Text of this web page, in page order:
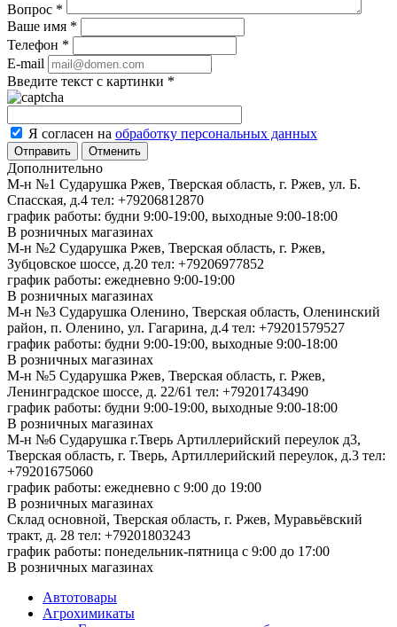
Вопрос *
Ваше имя *
Телефон *
E-mail
Введите текст с картинки *
Я согласен на обработку персональных данных
Отменить
Дополнительно
М-н №1 Сударушка Ржев, Тверская область, г. Ржев, ул. Б.
Спасская, д.4 тел: +79206812870
график работы: будни 9:00-19:00, выходные 9:00-18:00
В розничных магазинах
М-н №2 Cударушка Ржев, Тверская область, г. Ржев,
Зубцовское шоссе, д.20 тел: +79206977852
график работы: ежедневно 9:00-19:00
В розничных магазинах
М-н №3 Сударушка Оленино, Тверская область, Оленинский
район, п. Оленино, ул. Гагарина, д.4 тел: +79201579527
график работы: будни 9:00-19:00, выходные 9:00-18:00
В розничных магазинах
М-н №5 Сударушка Ржев, Тверская область, г. Ржев,
Ленинградское шоссе, д. 22/61 тел: +79201743490
график работы: будни 9:00-19:00, выходные 9:00-18:00
В розничных магазинах
М-н №6 Сударушка г.Тверь Артиллерийский переулок д3,
Тверская область, г. Тверь, Артиллерийский переулок, д.3 тел:
+79201675060
график работы: ежедневно с 9:00 до 19:00
В розничных магазинах
Склад основной, Тверская область, г. Ржев, Муравьёвский
тракт, д. 28 тел: +79201803243
график работы: понедельник-пятница с 9:00 до 17:00
В розничных магазинах
Автотовары
Агрохимикаты